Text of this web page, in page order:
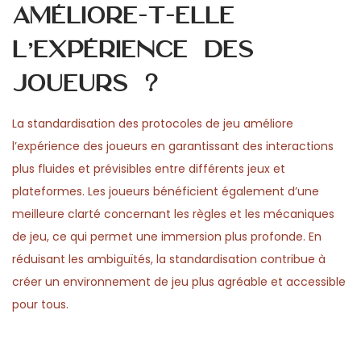
améliore-t-elle
l’expérience des
joueurs ?
La standardisation des protocoles de jeu améliore
l’expérience des joueurs en garantissant des interactions
plus fluides et prévisibles entre différents jeux et
plateformes. Les joueurs bénéficient également d’une
meilleure clarté concernant les règles et les mécaniques
de jeu, ce qui permet une immersion plus profonde. En
réduisant les ambiguïtés, la standardisation contribue à
créer un environnement de jeu plus agréable et accessible
pour tous.